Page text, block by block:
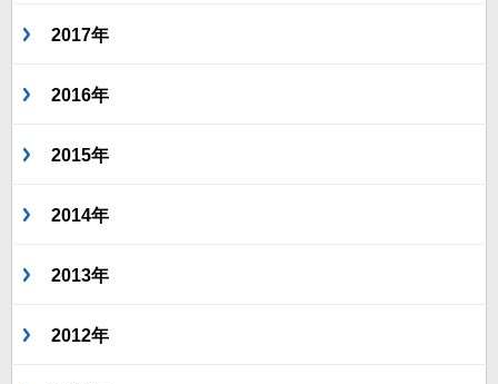
2017年
2016年
2015年
2014年
2013年
2012年